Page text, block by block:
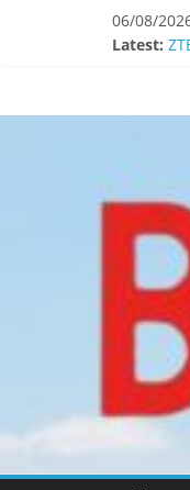
06/08/
Latest:
ข่าว
ครบ
ด้าน